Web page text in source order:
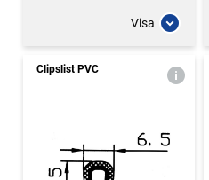
Visa
Clipslist PVC